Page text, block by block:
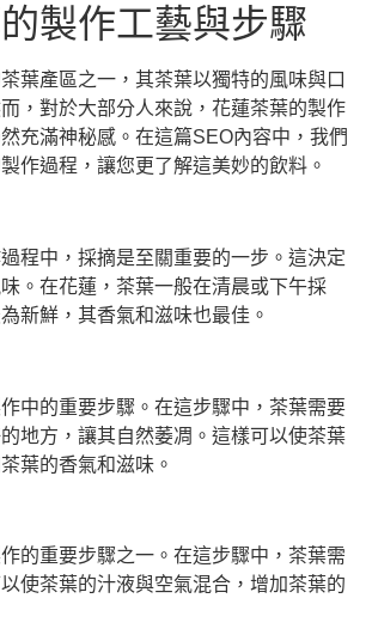
製作工藝與步驟
葉產區之一，其茶葉以獨特的風味與口
，對於大部分人來說，花蓮茶葉的製作
充滿神秘感。在這篇SEO內容中，我們
作過程，讓您更了解這美妙的飲料。
程中，採摘是至關重要的一步。這決定
。在花蓮，茶葉一般在清晨或下午採
新鮮，其香氣和滋味也最佳。
中的重要步驟。在這步驟中，茶葉需要
地方，讓其自然萎凋。這樣可以使茶葉
葉的香氣和滋味。
的重要步驟之一。在這步驟中，茶葉需
使茶葉的汁液與空氣混合，增加茶葉的